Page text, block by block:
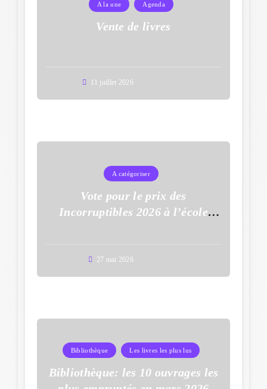
A la une Agenda
Vente de livres
11 juillet 2026
A catégoriser
Vote pour le prix des
Incorruptibles 2026 à l’école
27 mai 2026
Bibliothèque Les livres les plus lus
Bibliothèque: les 10 ouvrages les